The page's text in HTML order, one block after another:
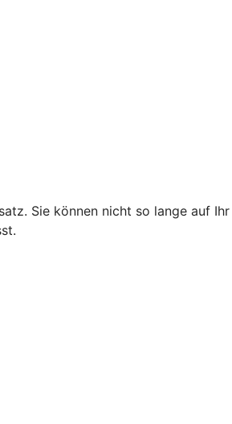
Sie können nicht so lange auf